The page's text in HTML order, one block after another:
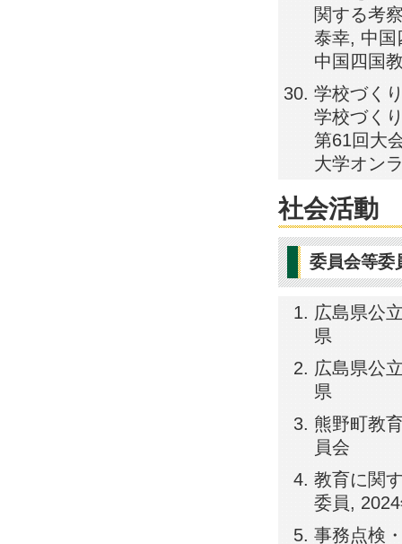
関する考
泰幸, 中国
中国四国
学校づく
学校づく
第61回大
大学オン
社会活動
委員会等委
広島県公
県
広島県公
県
熊野町教
員会
教育に関
委員,
事務点検